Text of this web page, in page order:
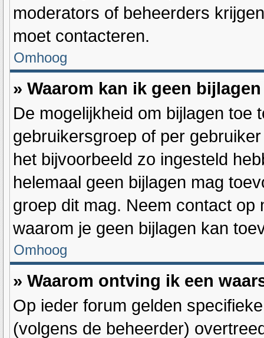
moderators of beheerders
moet contacteren.
Omhoog
» Waarom kan ik geen
De mogelijkheid om bijlagen toe
gebruikersgroep of per
het bijvoorbeeld zo ingesteld
helemaal geen bijlagen mag
groep dit mag. Neem contact
waarom je geen bijlagen kan
Omhoog
» Waarom ontving ik een
Op ieder forum gelden
(volgens de beheerder)